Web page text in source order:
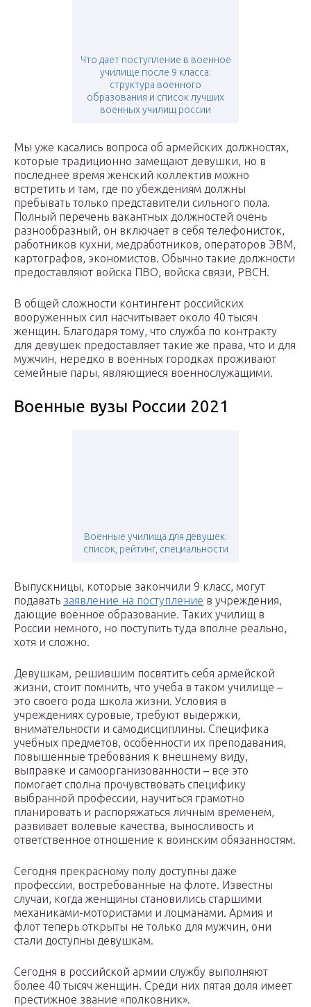
Что дает поступление в военное
училище после 9 класса:
структура военного
образования и список лучших
военных училищ россии
Мы уже касались вопроса об армейских должностях,
которые традиционно замещают девушки, но в
последнее время женский коллектив можно
встретить и там, где по убеждениям должны
пребывать только представители сильного пола.
Полный перечень вакантных должностей очень
разнообразный, он включает в себя телефонисток,
работников кухни, медработников, операторов ЭВМ,
картографов, экономистов. Обычно такие должности
предоставляют войска ПВО, войска связи, РВСН.
В общей сложности контингент российских
вооруженных сил насчитывает около 40 тысяч
женщин. Благодаря тому, что служба по контракту
для девушек предоставляет такие же права, что и для
мужчин, нередко в военных городках проживают
семейные пары, являющиеся военнослужащими.
Военные вузы России 2021
Военные училища для девушек:
список, рейтинг, специальности
Выпускницы, которые закончили 9 класс, могут
подавать заявление на поступление в учреждения,
дающие военное образование. Таких училищ в
России немного, но поступить туда вполне реально,
хотя и сложно.
Девушкам, решившим посвятить себя армейской
жизни, стоит помнить, что учеба в таком училище –
это своего рода школа жизни. Условия в
учреждениях суровые, требуют выдержки,
внимательности и самодисциплины. Специфика
учебных предметов, особенности их преподавания,
повышенные требования к внешнему виду,
выправке и самоорганизованности – все это
помогает сполна прочувствовать специфику
выбранной профессии, научиться грамотно
планировать и распоряжаться личным временем,
развивает волевые качества, выносливость и
ответственное отношение к воинским обязанностям.
Сегодня прекрасному полу доступны даже
профессии, востребованные на флоте. Известны
случаи, когда женщины становились старшими
механиками-мотористами и лоцманами. Армия и
флот теперь открыты не только для мужчин, они
стали доступны девушкам.
Сегодня в российской армии службу выполняют
более 40 тысяч женщин. Среди них пятая доля имеет
престижное звание «полковник».